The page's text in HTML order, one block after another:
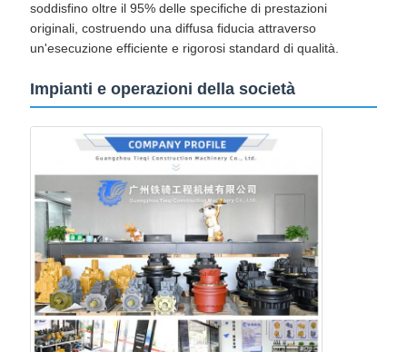
soddisfino oltre il 95% delle specifiche di prestazioni
originali, costruendo una diffusa fiducia attraverso
un'esecuzione efficiente e rigorosi standard di qualità.
Impianti e operazioni della società